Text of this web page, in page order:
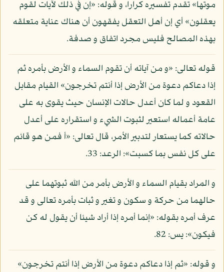
موتها» تقدم تفسيره كرارا، و قوله: «إن في ذلك لآيات لقوم
يعقلون» أي إن أهل التعقل يفقهون أن هناك عناية متعلقه
بهذه المصالح فليس مجرد اتفاق و صدفة.
قوله تعالى: «و من آياته أن تقوم السماء و الأرض بأمره ثم
إذا دعاكم دعوة من الأرض إذا أنتم تخرجون» القيام مقابل
القعود و لما كان أعدل حالات الإنسان حيث يقوى به على
عامة أعماله استعير لثبوت الشيء و استقراره على أعدل
حالاته كما يستعار لتدبير الأمر، قال تعالى: «أ فمن هو قائم
على كل نفس بما كسبت»: الرعد: 33.
و المراد بقيام السماء و الأرض بأمر من الله ثبوتهما على
حالهما من حركة و سكون و تغير و ثبات بأمره تعالى و قد
عرف أمره بقوله: «إنما أمره إذا أراد شيئا أن يقول له كن
فيكون»: يس: 82.
و قوله: «ثم إذا دعاكم دعوة من الأرض إذا أنتم تخرجون»